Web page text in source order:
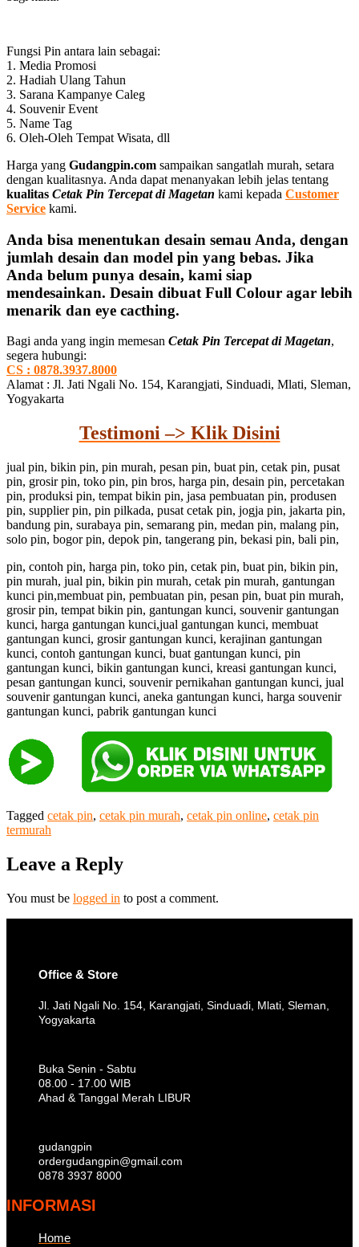
Fungsi Pin antara lain sebagai:
1. Media Promosi
2. Hadiah Ulang Tahun
3. Sarana Kampanye Caleg
4. Souvenir Event
5. Name Tag
6. Oleh-Oleh Tempat Wisata, dll
Harga yang Gudangpin.com sampaikan sangatlah murah, setara
dengan kualitasnya. Anda dapat menanyakan lebih jelas tentang
kualitas Cetak Pin Tercepat di Magetan kami kepada Customer
Service kami.
Anda bisa menentukan desain semau Anda, dengan
jumlah desain dan model pin yang bebas. Jika
Anda belum punya desain, kami siap
mendesainkan. Desain dibuat Full Colour agar lebih
menarik dan eye cacthing.
Bagi anda yang ingin memesan Cetak Pin Tercepat di Magetan,
segera hubungi:
CS : 0878.3937.8000
Alamat : Jl. Jati Ngali No. 154, Karangjati, Sinduadi, Mlati, Sleman,
Yogyakarta
Testimoni –> Klik Disini
jual pin, bikin pin, pin murah, pesan pin, buat pin, cetak pin, pusat
pin, grosir pin, toko pin, pin bros, harga pin, desain pin, percetakan
pin, produksi pin, tempat bikin pin, jasa pembuatan pin, produsen
pin, supplier pin, pin pilkada, pusat cetak pin, jogja pin, jakarta pin,
bandung pin, surabaya pin, semarang pin, medan pin, malang pin,
solo pin, bogor pin, depok pin, tangerang pin, bekasi pin, bali pin,
pin, contoh pin, harga pin, toko pin, cetak pin, buat pin, bikin pin,
pin murah, jual pin, bikin pin murah, cetak pin murah, gantungan
kunci pin,membuat pin, pembuatan pin, pesan pin, buat pin murah,
grosir pin, tempat bikin pin, gantungan kunci, souvenir gantungan
kunci, harga gantungan kunci,jual gantungan kunci, membuat
gantungan kunci, grosir gantungan kunci, kerajinan gantungan
kunci, contoh gantungan kunci, buat gantungan kunci, pin
gantungan kunci, bikin gantungan kunci, kreasi gantungan kunci,
pesan gantungan kunci, souvenir pernikahan gantungan kunci, jual
souvenir gantungan kunci, aneka gantungan kunci, harga souvenir
gantungan kunci, pabrik gantungan kunci
Tagged cetak pin, cetak pin murah, cetak pin online, cetak pin
termurah
Leave a Reply
You must be logged in to post a comment.
Office & Store
Jl. Jati Ngali No. 154, Karangjati, Sinduadi, Mlati, Sleman,
Yogyakarta
Buka Senin - Sabtu
08.00 - 17.00 WIB
Ahad & Tanggal Merah LIBUR
gudangpin
ordergudangpin@gmail.com
0878 3937 8000
INFORMASI
Home